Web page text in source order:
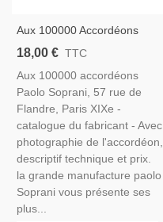
Aux 100000 Accordéons
Paolo Soprani - Instruments
Publicitaire, Antiquités,
18,00 € TTC
Aux 100000 accordéons
Paolo Soprani, 57 rue de
Flandre, Paris XIXe -
catalogue du fabricant - Avec
photographie de l'accordéon,
descriptif technique et prix.
la grande manufacture paolo
Soprani vous présente ses
plus...